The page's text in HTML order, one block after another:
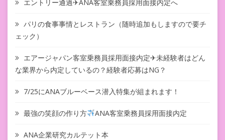
エントリー通過✈ANA客室乗務員採用面接内定へ
パリの食事事情とレストラン（随時追加もしますので要チ
ェック）
エアージャパン客室乗務員採用面接内定✈未経験者はどん
な業界から内定しているの？経験者応募はNG？
7/25にANAブルーベース潜入特集が組まれます！
最強の笑顔の作り方 ANA客室乗務員採用面接内定
ANA企業研究カルテット本